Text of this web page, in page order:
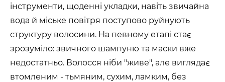
інструменти, щоденні укладки, навіть звичайна
вода й міське повітря поступово руйнують
структуру волосини. На певному етапі стає
зрозуміло: звичного шампуню та маски вже
недостатньо. Волосся ніби "живе", але виглядає
втомленим - тьмяним, сухим, ламким, без